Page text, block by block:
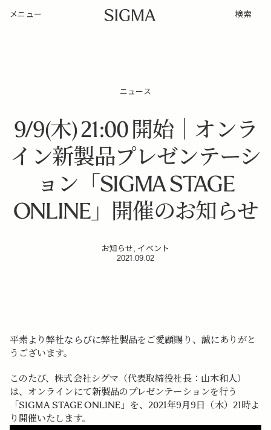
メニュー 検索
ニュース
9/9(木) 21:00 開始｜オンラ
イン新製品プレゼンテーシ
ョン「SIGMA STAGE
ONLINE」開催のお知らせ
お知らせ, イベント
2021.09.02
平素より弊社ならびに弊社製品をご愛顧賜り、誠にありがと
うございます。
このたび、株式会社シグマ（代表取締役社長：山木和人）
は、オンラインにて新製品のプレゼンテーションを行う
「SIGMA STAGE ONLINE」を、2021年9月9日（木）21時よ
り開催いたします。